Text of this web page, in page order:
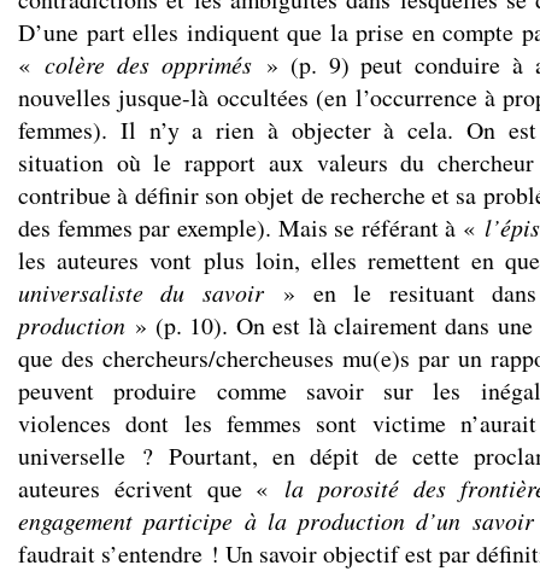
D’une part elles indiquent que la prise en compte
« colère des opprimés» (p. 9) peut conduire à
nouvelles jusque-là occultées (en l’occurrence à
femmes). Il n’y a rien à objecter à cela. On
situation où le rapport aux valeurs du
contribue à définir son objet de recherche et sa
des femmes par exemple). Mais se référant à «
les auteures vont plus loin, elles remettent en
universaliste du savoir» en le resituant
production » (p. 10). On est là clairement dans
que des chercheurs/chercheuses mu(e)s par un
peuvent produire comme savoir sur les
violences dont les femmes sont victime
universelle ? Pourtant, en dépit de cette
auteures écrivent que «la porosité des
engagement participe à la production d’un
faudrait s’entendre ! Un savoir objectif est par